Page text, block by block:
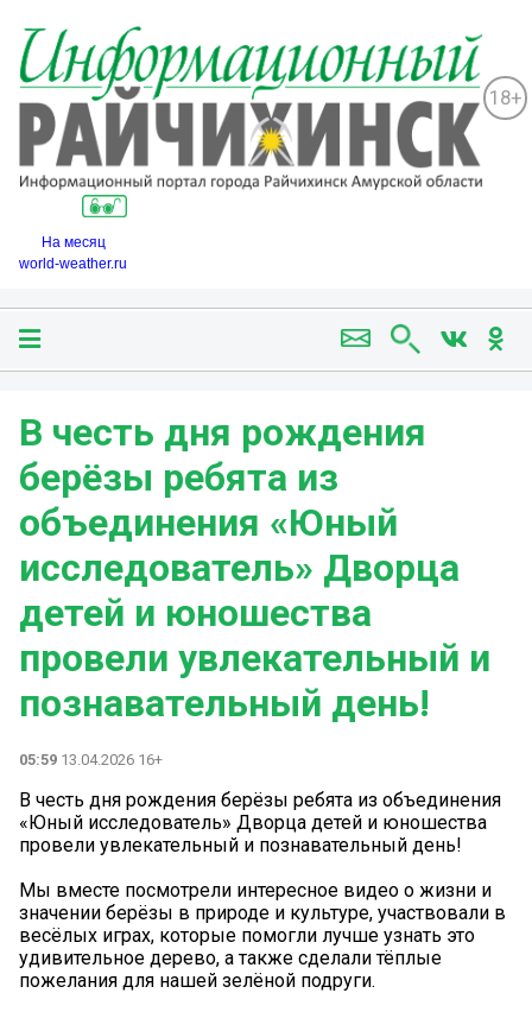
18+
На месяц
world-weather.ru
В честь дня рождения
берёзы ребята из
объединения «Юный
исследователь» Дворца
детей и юношества
провели увлекательный и
познавательный день!
05:59 13.04.2026 16+
В честь дня рождения берёзы ребята из объединения
«Юный исследователь» Дворца детей и юношества
провели увлекательный и познавательный день!
Мы вместе посмотрели интересное видео о жизни и
значении берёзы в природе и культуре, участвовали в
весёлых играх, которые помогли лучше узнать это
удивительное дерево, а также сделали тёплые
пожелания для нашей зелёной подруги.